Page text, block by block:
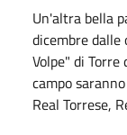
Un'altra bella
dicembre dalle
Volpe" di Torre
campo
Real Torrese,